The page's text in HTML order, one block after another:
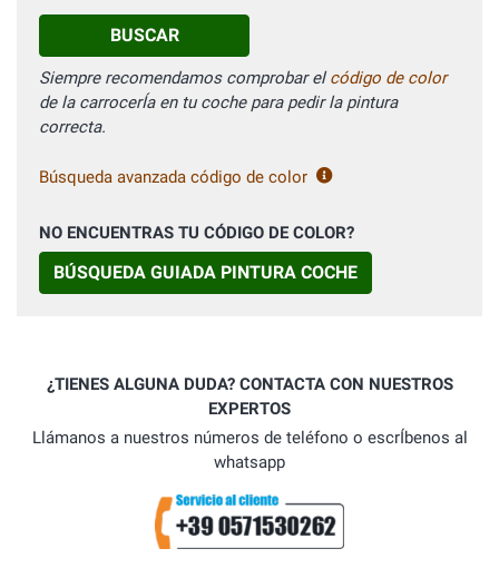
BUSCAR
Siempre recomendamos comprobar elcódigo de color
de la carrocerÍa en tu coche para pedir la pintura
correcta.
Búsqueda avanzada código de color
NO ENCUENTRAS TU CÓDIGO DE COLOR?
BÚSQUEDA GUIADA PINTURA COCHE
¿TIENES ALGUNA DUDA? CONTACTA CON NUESTROS
EXPERTOS
Llámanos a nuestros números de teléfono o escrÍbenos al
whatsapp